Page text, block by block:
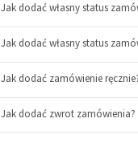
Jak dodać własny status
Jak dodać własny status
Jak dodać zamówienie
Jak dodać zwrot zamówienia?